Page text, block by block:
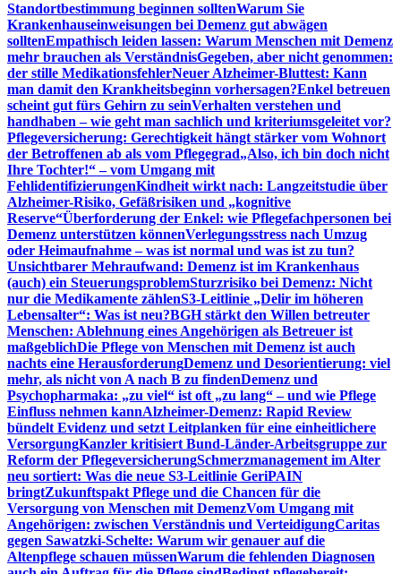
Standortbestimmung beginnen solltenWarum Sie
Krankenhauseinweisungen bei Demenz gut abwägen
solltenEmpathisch leiden lassen: Warum Menschen mit Demenz
mehr brauchen als VerständnisGegeben, aber nicht genommen:
der stille MedikationsfehlerNeuer Alzheimer-Bluttest: Kann
man damit den Krankheitsbeginn vorhersagen?Enkel betreuen
scheint gut fürs Gehirn zu seinVerhalten verstehen und
handhaben – wie geht man sachlich und kriteriumsgeleitet vor?
Pflegeversicherung: Gerechtigkeit hängt stärker vom Wohnort
der Betroffenen ab als vom Pflegegrad„Also, ich bin doch nicht
Ihre Tochter!“ – vom Umgang mit
FehlidentifizierungenKindheit wirkt nach: Langzeitstudie über
Alzheimer-Risiko, Gefäßrisiken und „kognitive
Reserve“Überforderung der Enkel: wie Pflegefachpersonen bei
Demenz unterstützen könnenVerlegungsstress nach Umzug
oder Heimaufnahme – was ist normal und was ist zu tun?
Unsichtbarer Mehraufwand: Demenz ist im Krankenhaus
(auch) ein SteuerungsproblemSturzrisiko bei Demenz: Nicht
nur die Medikamente zählenS3-Leitlinie „Delir im höheren
Lebensalter“: Was ist neu?BGH stärkt den Willen betreuter
Menschen: Ablehnung eines Angehörigen als Betreuer ist
maßgeblichDie Pflege von Menschen mit Demenz ist auch
nachts eine HerausforderungDemenz und Desorientierung: viel
mehr, als nicht von A nach B zu findenDemenz und
Psychopharmaka: „zu viel“ ist oft „zu lang“ – und wie Pflege
Einfluss nehmen kannAlzheimer-Demenz: Rapid Review
bündelt Evidenz und setzt Leitplanken für eine einheitlichere
VersorgungKanzler kritisiert Bund-Länder-Arbeitsgruppe zur
Reform der PflegeversicherungSchmerzmanagement im Alter
neu sortiert: Was die neue S3-Leitlinie GeriPAIN
bringtZukunftspakt Pflege und die Chancen für die
Versorgung von Menschen mit DemenzVom Umgang mit
Angehörigen: zwischen Verständnis und VerteidigungCaritas
gegen Sawatzki-Schelte: Warum wir genauer auf die
Altenpflege schauen müssenWarum die fehlenden Diagnosen